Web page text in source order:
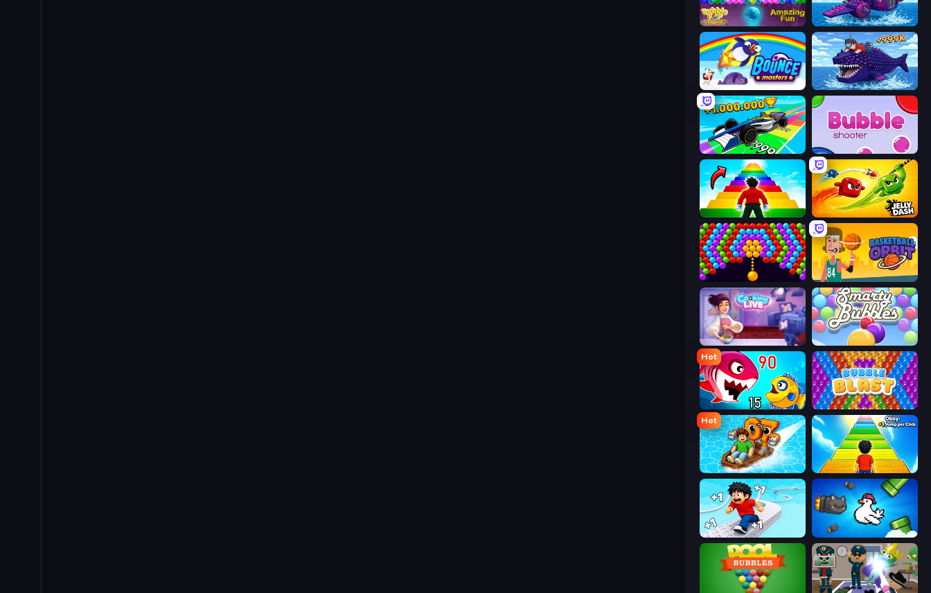
Bubble Pop Legend Obby Plane Power Challenge: Fly
Bouncemasters Obby Fish Challenge: Ride
Obby Car Challenge: Drive Bubble Shooter
Obby Highest Jump Ever Jelly Dash
Bubble Story Basketball Orbit
Cooking Live Smarty Bubbles
Hot
Fish Eat Getting Big Bubble Blast
Hot
Float for Brainrots Obby: +1 Jump per Click
Speed per Click: Obby Honk